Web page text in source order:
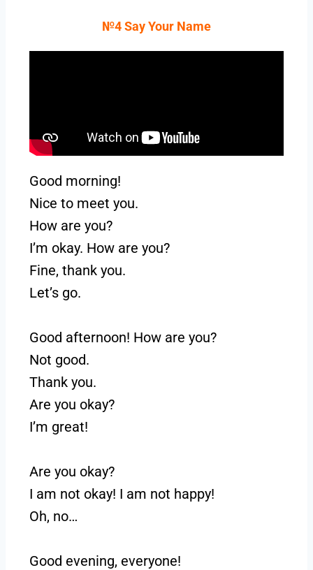
№4 Say Your Name
Good morning!
Nice to meet you.
How are you?
I’m okay. How are you?
Fine, thank you.
Let’s go.
Good afternoon! How are you?
Not good.
Thank you.
Are you okay?
I’m great!
Are you okay?
I am not okay! I am not happy!
Oh, no…
Good evening, everyone!